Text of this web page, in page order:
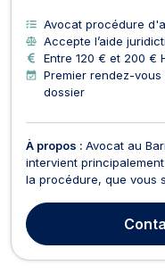
Avocat procédure
Accepte l’aide
Entre 120 € et 200 €
Premier rendez-
dossier
À propos : Avocat au
intervient
la procédure, que vous
correctionnel, la cour
en charge l’urgence